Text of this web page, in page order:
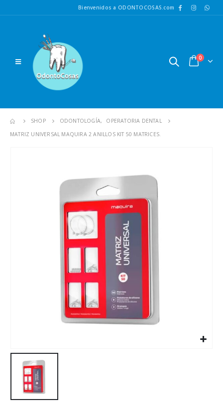
Bienvenidos a ODONTOCOSAS.com
0
SHOP ODONTOLOGÍA,
OPERATORIA DENTAL
MATRIZ UNIVERSAL MAQUIRA 2 ANILLOS KIT 50 MATRICES.